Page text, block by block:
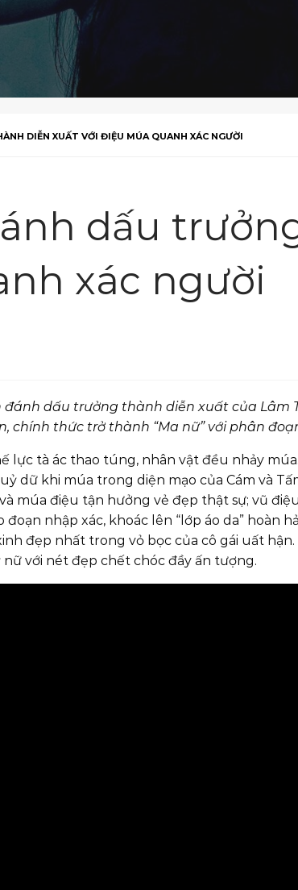
DIỄN XUẤT VỚI ĐIỆU MÚA QUANH XÁC NGƯỜI
dấu
xác người
dấu trưởng thành diễn xuất của Lâm
chính thức trở thành “Ma nữ” với phân
lực tà ác thao túng, nhân vật đều nhảy
dữ khi múa trong diện mạo của Cám và
múa điệu tận hưởng vẻ đẹp thật sự; vũ
nhập xác, khoác lên “lớp áo da” hoàn
đẹp nhất trong vỏ bọc của cô gái uất
với nét đẹp chết chóc đầy ấn tượng.